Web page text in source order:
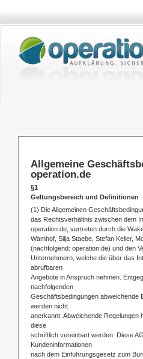
springen
Allgemeine
operation.de
§1
Geltungsbereich und Definitionen
(1) Die Allgemeinen
das Rechtsverhältnis zwischen dem
operation.de, vertreten durch die
Wamhof, Silja Staebe, Stefan Keller,
(nachfolgend: operation.de) und den
Unternehmern, welche die über das
abrufbaren
Angebote in Anspruch nehmen.
nachfolgenden
Geschäftsbedingungen abweichende
werden nicht
anerkannt. Abweichende Regelungen
diese
schriftlich vereinbart werden. Diese
Kundeninformationen
nach dem Einführungsgesetz zum